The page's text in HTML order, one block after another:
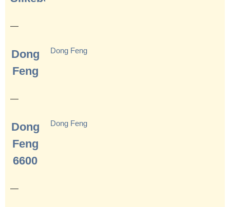
—
Dong
Feng
Dong Feng
—
Dong
Feng
6600
Dong Feng
—